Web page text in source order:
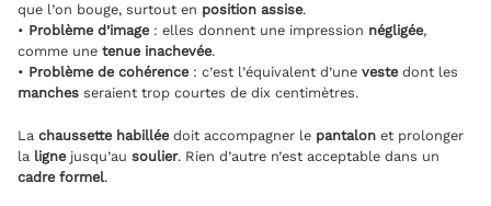
que l’on bouge, surtout en position assise.
• Problème d’image: elles donnent une impression négligée,
comme une tenue inachevée.
• Problème de cohérence: c’est l’équivalent d’une vestedont les
manchesseraient trop courtes de dix centimètres.
La chaussette habilléedoit accompagner le pantalonet prolonger
la lignejusqu’au soulier. Rien d’autre n’est acceptable dans un
cadre formel.